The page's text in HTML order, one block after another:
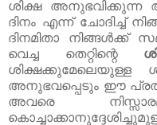
ശിക്ഷ അനുഭവിക്കുന്ന
ദിനം എന്ന് ചോദിച്ച്
ദിനമിതാ നിങ്ങൾക്ക്
വെച്ച തെറ്റിന്റെ
ശിക്ഷക്കുമേലെയുള്ള
അനുഭവപ്പെടും ഈ
അവരെ